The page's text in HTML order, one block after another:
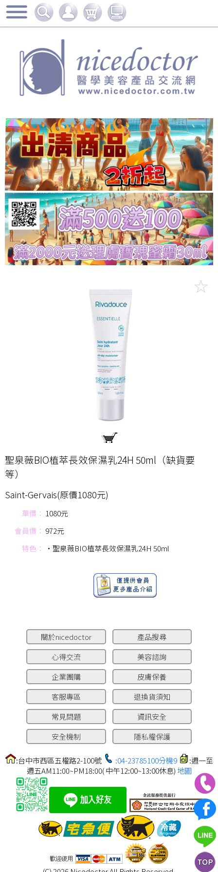
聖泉薇BIO植萃長效保濕乳24H 50ml（缺貨要
等）
Saint-Gervais(原價1080元)
單價： 1080元
會員價： 972元
特色：
‧聖泉薇BIO植萃長效保濕乳24H 50ml
關於nicedoctor
產品搜尋
心得交流
美容諮詢
企業團購
皮膚保養
客服專區
退換貨須知
常見問題
資訊安全
安全機制
隱私權保護
:台中市西區五權路2-100號 :04-23785100分機9
:週一至
週五AM11:00~PM18:00( 中午12:00~13:00休息) 地圖